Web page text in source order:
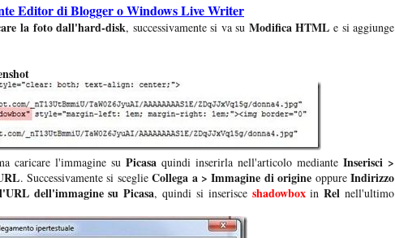
Editor di Blogger oWindows Live Writer
la foto dall'hard-disk, successivamente si va su Modifica HTML e si aggiunge
caricare l'immagine su Picasa quindi inserirla nell'articolo mediante Inserisci >
. Successivamente si sceglieCollega a > Immagine di origine oppureIndirizzo
dell'immagine su Picasa, quindi si inserisce shadowboxin Rel nell'ultimo